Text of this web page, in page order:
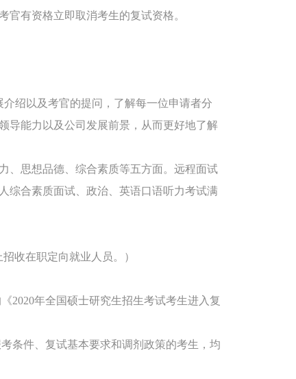
官有资格立即取消考生的复试资格。
绍以及考官的提问，了解每一位申请者分
导能力以及公司发展前景，从而更好地了解
、思想品德、综合素质等五方面。远程面试
综合素质面试、政治、英语口语听力考试满
收在职定向就业人员。）
2020年全国硕士研究生招生考试考生进入复
条件、复试基本要求和调剂政策的考生，均